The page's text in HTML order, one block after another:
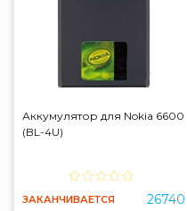
Аккумулятор для Nokia 6600
(BL-4U)
ЗАКАНЧИВАЕТСЯ 26740